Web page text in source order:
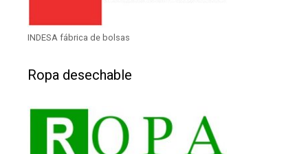
INDESA fábrica de bolsas
Ropa desechable